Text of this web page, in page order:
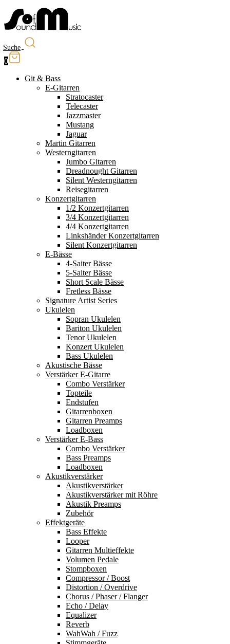
Suche
0
Git & Bass
E-Gitarren
Stratocaster
Telecaster
Jazzmaster
Mustang
Jaguar
Martin Gitarren
Westerngitarren
Jumbo Gitarren
Dreadnought Gitarren
Silent Westerngitarren
Reisegitarren
Konzertgitarren
1/2 Konzertgitarren
3/4 Konzertgitarren
4/4 Konzertgitarren
Linkshänder Konzertgitarren
Silent Konzertgitarren
E-Bässe
4-Saiter Bässe
5-Saiter Bässe
Short Scale Bässe
Fretless Bässe
Signature Artist Series
Ukulelen
Sopran Ukulelen
Bariton Ukulelen
Tenor Ukulelen
Konzert Ukulelen
Bass Ukulelen
Akustische Bässe
Verstärker E-Gitarre
Combo Verstärker
Topteile
Endstufen
Gitarrenboxen
Gitarren Preamps
Loadboxen
Verstärker E-Bass
Combo Verstärker
Bass Preamps
Loadboxen
Akustikverstärker
Akustikverstärker
Akustikverstärker mit Röhre
Akustik Preamps
Zubehör
Effektgeräte
Bass Effekte
Looper
Gitarren Multieffekte
Volumen Pedale
Stompboxen
Compressor / Boost
Distortion / Overdrive
Chorus / Phaser / Flanger
Echo / Delay
Equalizer
Reverb
WahWah / Fuzz